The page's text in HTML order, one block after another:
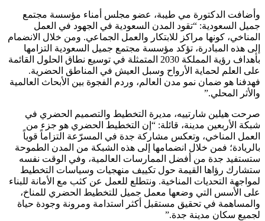
وأضافت الدكتورة مي طيبة، عضو مجلس أمناء مؤسسة مجتمع
جميل السعودية: “تقود المدن السعودية في الجهود في العمل
المناخي، كونها مراكز للابتكار والعمل الجماعي. ومن خلال الانضمام
إلى هذه المبادرة، تؤكد مؤسسة مجتمع جميل السعودية التزامها
بأهداف رؤية المملكة 2030 المتمثلة في توسيع نطاق الحلول القائمة
على العلم لحماية الأرواح وسبل العيش في المناطق الحضرية.
فهدفنا هو ضمان نمو مدن العالم، وردم الفجوة بين الأبحاث العالمية
والأثر المحلي.”
صرحت هيلين شارتييه، مديرة التخطيط والتصميم الحضري في
شبكة الأربعين مدينة، قائلة: “إن التخطيط الحضري هو جزء من
العمل المناخي، وتعكس مشاركة جدة في المسرّعة التزاماً قوياً
بالريادة؛ فمن خلال انضمامها إلى هذه الشبكة من المدن الطموحة
ستستفيد جدة من أفضل الممارسات العالمية، وفي الوقت نفسه
ستشارك رؤاها القيمة حول تكييف منهجيات وسياسات التخطيط
لمواجهة التحديات المناخية. ونتطلع للعمل عن كثب مع الأمانة للبناء
على الأسس التي وضعها معمل جميل للتخطيط الحضري للمناخ،
والمساهمة في تحقيق مستقبل أكثر استدامة ومرونة وجودة حياة
لجميع سكان مدينة جدة.”